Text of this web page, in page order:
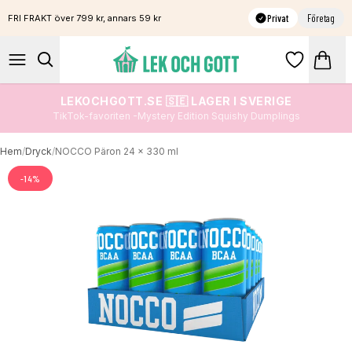
FRI FRAKT över 799 kr, annars 59 kr Privat Företag
LEKOCHGOTT.SE 🇸🇪 LAGER I SVERIGE
TikTok-favoriten -Mystery Edition Squishy Dumplings
Hem/Dryck/NOCCO Päron 24 x 330 ml
-14%